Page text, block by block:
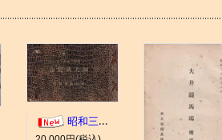
昭和三年十一月 御大典記念